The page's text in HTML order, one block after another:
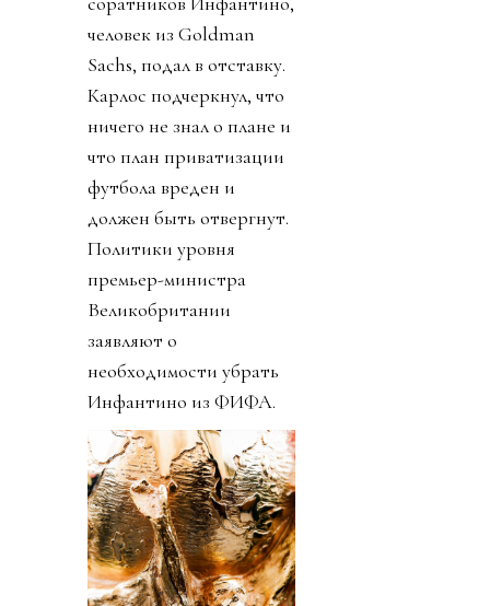
человек из Goldman
Sachs, подал в отставку.
Карлос подчеркнул, что
ничего не знал о плане и
что план приватизации
футбола вреден и
должен быть отвергнут.
Политики уровня
премьер-министра
Великобритании
заявляют о
необходимости убрать
Инфантино из ФИФА.